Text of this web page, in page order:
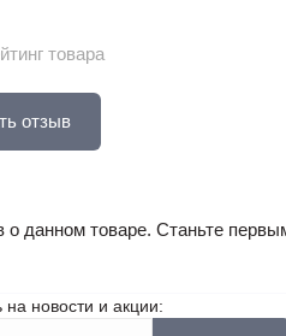
товара
отзыв
о данном товаре. Станьте
новости и акции: